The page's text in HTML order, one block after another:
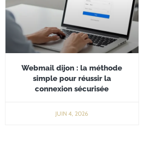
Webmail dijon : la méthode
simple pour réussir la
connexion sécurisée
JUIN 4, 2026